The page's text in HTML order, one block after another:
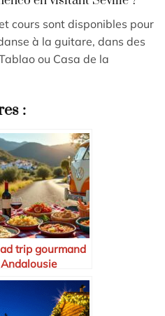
cours sont disponibles pour
à la guitare, dans des
ou Casa de la
:
trip gourmand